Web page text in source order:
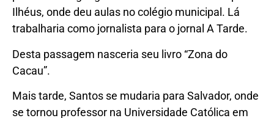
Ilhéus, onde deu aulas no colégio municipal. Lá
trabalharia como jornalista para o jornal A Tarde.
Desta passagem nasceria seu livro “Zona do
Cacau”.
Mais tarde, Santos se mudaria para Salvador, onde
se tornou professor na Universidade Católica em